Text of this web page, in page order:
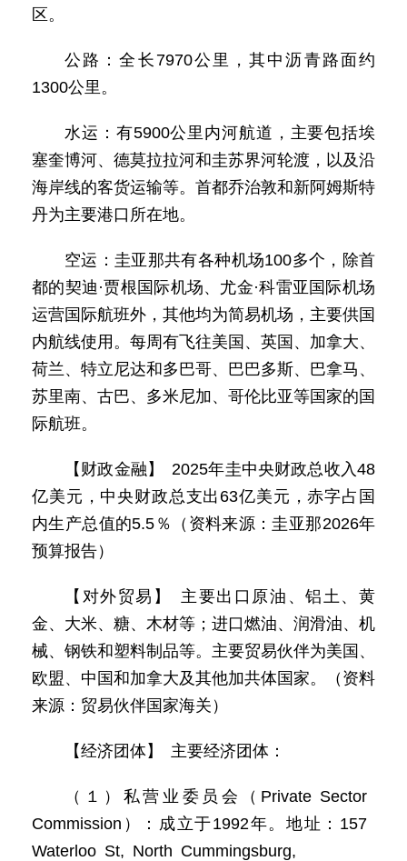
区。
公路：全长7970公里，其中沥青路面约
1300公里。
水运：有5900公里内河航道，主要包括埃
塞奎博河、德莫拉拉河和圭苏界河轮渡，以及沿
海岸线的客货运输等。首都乔治敦和新阿姆斯特
丹为主要港口所在地。
空运：圭亚那共有各种机场100多个，除首
都的契迪·贾根国际机场、尤金·科雷亚国际机场
运营国际航班外，其他均为简易机场，主要供国
内航线使用。每周有飞往美国、英国、加拿大、
荷兰、特立尼达和多巴哥、巴巴多斯、巴拿马、
苏里南、古巴、多米尼加、哥伦比亚等国家的国
际航班。
【财政金融】 2025年圭中央财政总收入48
亿美元，中央财政总支出63亿美元，赤字占国
内生产总值的5.5％（资料来源：圭亚那2026年
预算报告）
【对外贸易】 主要出口原油、铝土、黄
金、大米、糖、木材等；进口燃油、润滑油、机
械、钢铁和塑料制品等。主要贸易伙伴为美国、
欧盟、中国和加拿大及其他加共体国家。（资料
来源：贸易伙伴国家海关）
【经济团体】 主要经济团体：
（１）私营业委员会（Private Sector
Commission）：成立于1992年。地址：157
Waterloo St, North Cummingsburg,